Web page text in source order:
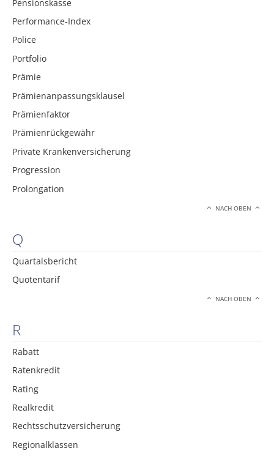
Pensionskasse
Performance-Index
Police
Portfolio
Prämie
Prämienanpassungsklausel
Prämienfaktor
Prämienrückgewähr
Private Krankenversicherung
Progression
Prolongation
NACH OBEN
Q
Quartalsbericht
Quotentarif
NACH OBEN
R
Rabatt
Ratenkredit
Rating
Realkredit
Rechtsschutzversicherung
Regionalklassen